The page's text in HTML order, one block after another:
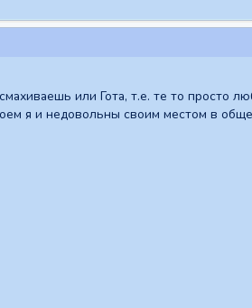
или Гота, т.е. те то просто
я и недовольны своим местом в